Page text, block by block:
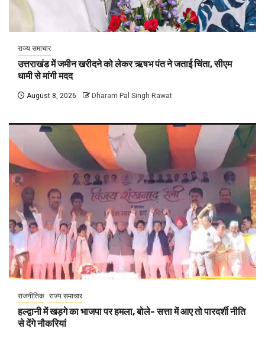
राज्य समाचार
उत्तराखंड में जमीन खरीदने को लेकर ऋषभ पंत ने जताई चिंता, सीएम
धामी से मांगी मदद
August 8, 2026 Dharam Pal Singh Rawat
राजनीतिक राज्य समाचार
हल्द्वानी में खड़गे का भाजपा पर हमला, बोले- सत्ता में आए तो पारदर्शी नीति
से देंगे नौकरियां